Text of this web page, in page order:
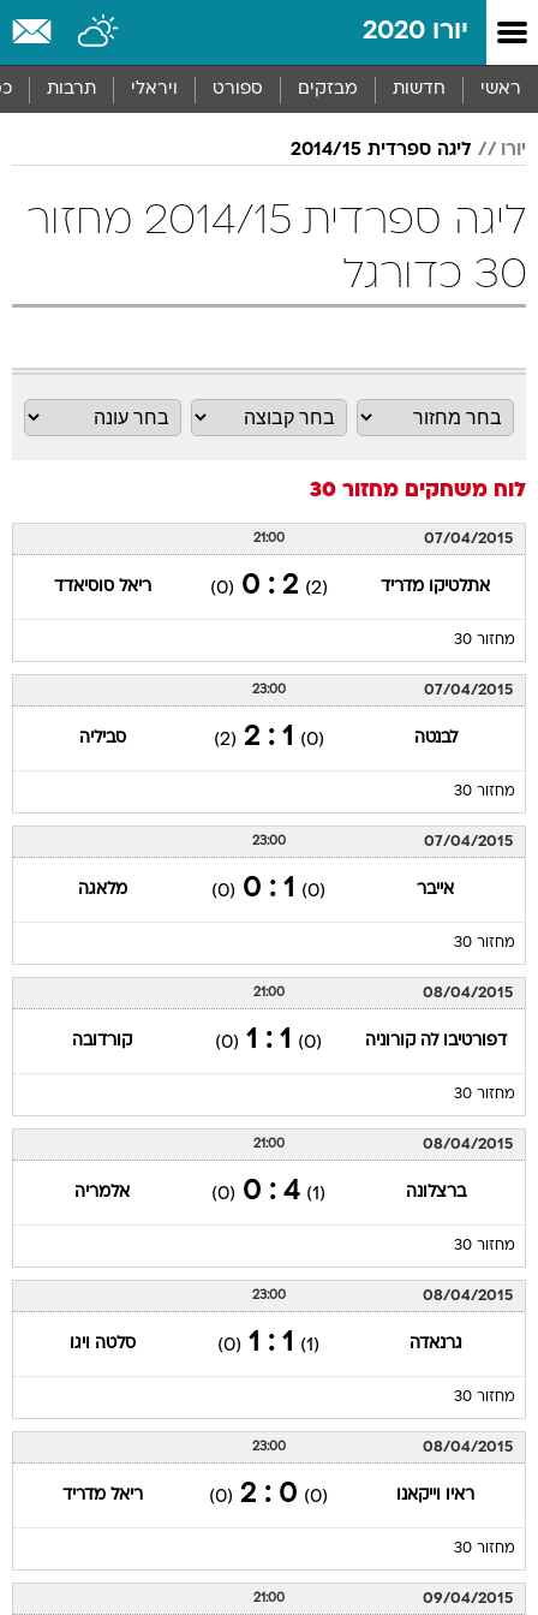
יורו 2020
ראשי חדשות מבזקים ספורט ויראלי תרבות
יורו ליגה ספרדית 2014/15
ליגה ספרדית 2014/15 מחזור
30 כדורגל
לוח משחקים מחזור 30
07/04/2015
21:00
אתלטיקו מדריד (2)
2 : 0
(0) ריאל סוסיאדד
מחזור 30
07/04/2015
23:00
לבנטה (0)
1 : 2
(2) סביליה
מחזור 30
07/04/2015
23:00
אייבר (0)
1 : 0
(0) מלאגה
מחזור 30
08/04/2015
21:00
דפורטיבו לה קורוניה (0)
1 : 1
(0) קורדובה
מחזור 30
08/04/2015
21:00
ברצלונה (1)
4 : 0
(0) אלמריה
מחזור 30
08/04/2015
23:00
גרנאדה (1)
1 : 1
(0) סלטה ויגו
מחזור 30
08/04/2015
23:00
ראיו וייקאנו (0)
0 : 2
(0) ריאל מדריד
מחזור 30
09/04/2015
21:00